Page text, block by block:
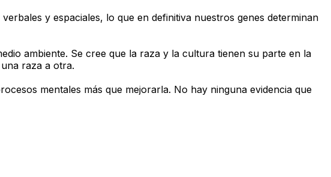
y espaciales, lo que en definitiva nuestros genes determinan
ambiente. Se cree que la raza y la cultura tienen su parte en la
raza a otra.
mentales más que mejorarla. No hay ninguna evidencia que